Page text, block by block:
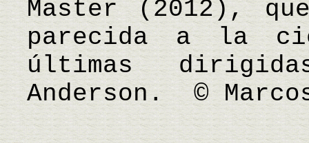
Master (2012),
parecida a la
últimas
Anderson. ©